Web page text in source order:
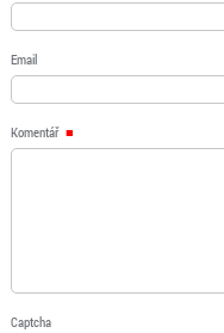
Email
Komentář
Captcha